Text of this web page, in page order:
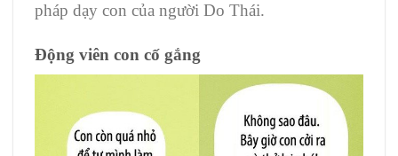
pháp dạy con của người Do Thái.
Động viên con cố gắng